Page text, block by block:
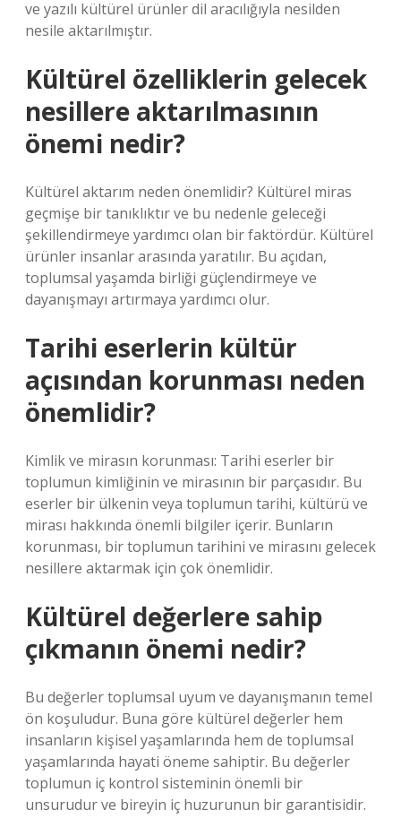
ve yazılı kültürel ürünler dil aracılığıyla nesilden
nesile aktarılmıştır.
Kültürel özelliklerin gelecek
nesillere aktarılmasının
önemi nedir?
Kültürel aktarım neden önemlidir? Kültürel miras
geçmişe bir tanıklıktır ve bu nedenle geleceği
şekillendirmeye yardımcı olan bir faktördür. Kültürel
ürünler insanlar arasında yaratılır. Bu açıdan,
toplumsal yaşamda birliği güçlendirmeye ve
dayanışmayı artırmaya yardımcı olur.
Tarihi eserlerin kültür
açısından korunması neden
önemlidir?
Kimlik ve mirasın korunması: Tarihi eserler bir
toplumun kimliğinin ve mirasının bir parçasıdır. Bu
eserler bir ülkenin veya toplumun tarihi, kültürü ve
mirası hakkında önemli bilgiler içerir. Bunların
korunması, bir toplumun tarihini ve mirasını gelecek
nesillere aktarmak için çok önemlidir.
Kültürel değerlere sahip
çıkmanın önemi nedir?
Bu değerler toplumsal uyum ve dayanışmanın temel
ön koşuludur. Buna göre kültürel değerler hem
insanların kişisel yaşamlarında hem de toplumsal
yaşamlarında hayati öneme sahiptir. Bu değerler
toplumun iç kontrol sisteminin önemli bir
unsurudur ve bireyin iç huzurunun bir garantisidir.